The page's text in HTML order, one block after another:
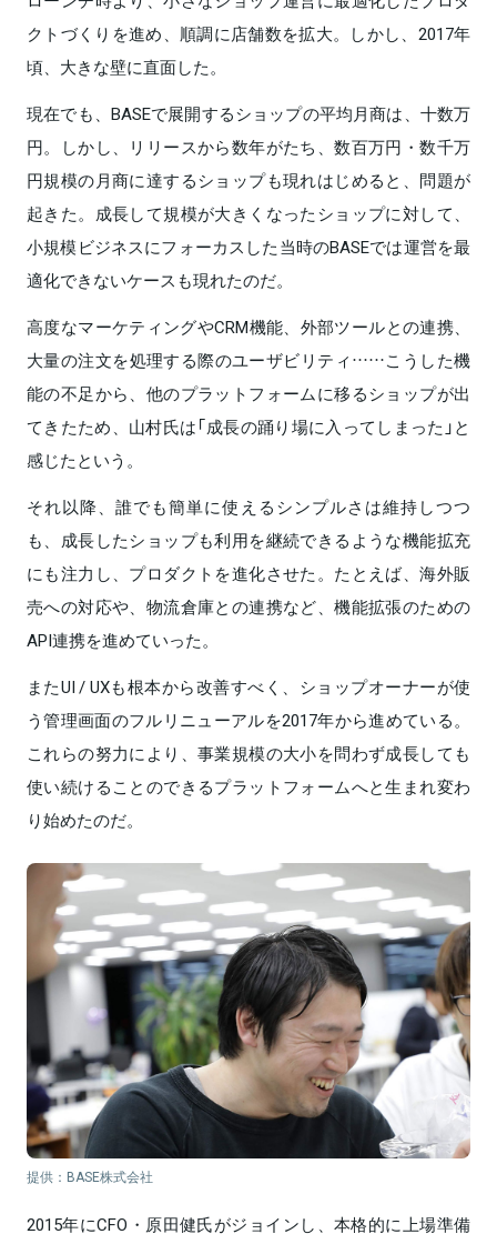
クトづくりを進め、順調に店舗数を拡大。しかし、2017年
頃、大きな壁に直面した。
現在でも、BASEで展開するショップの平均月商は、十数万
円。しかし、リリースから数年がたち、数百万円・数千万
円規模の月商に達するショップも現れはじめると、問題が
起きた。成長して規模が大きくなったショップに対して、
小規模ビジネスにフォーカスした当時のBASEでは運営を最
適化できないケースも現れたのだ。
高度なマーケティングやCRM機能、外部ツールとの連携、
大量の注文を処理する際のユーザビリティ……こうした機
能の不足から、他のプラットフォームに移るショップが出
てきたため、山村氏は「成長の踊り場に入ってしまった」と
感じたという。
それ以降、誰でも簡単に使えるシンプルさは維持しつつ
も、成長したショップも利用を継続できるような機能拡充
にも注力し、プロダクトを進化させた。たとえば、海外販
売への対応や、物流倉庫との連携など、機能拡張のための
API連携を進めていった。
またUI / UXも根本から改善すべく、ショップオーナーが使
う管理画面のフルリニューアルを2017年から進めている。
これらの努力により、事業規模の大小を問わず成長しても
使い続けることのできるプラットフォームへと生まれ変わ
り始めたのだ。
提供：BASE株式会社
2015年にCFO・原田健氏がジョインし、本格的に上場準備